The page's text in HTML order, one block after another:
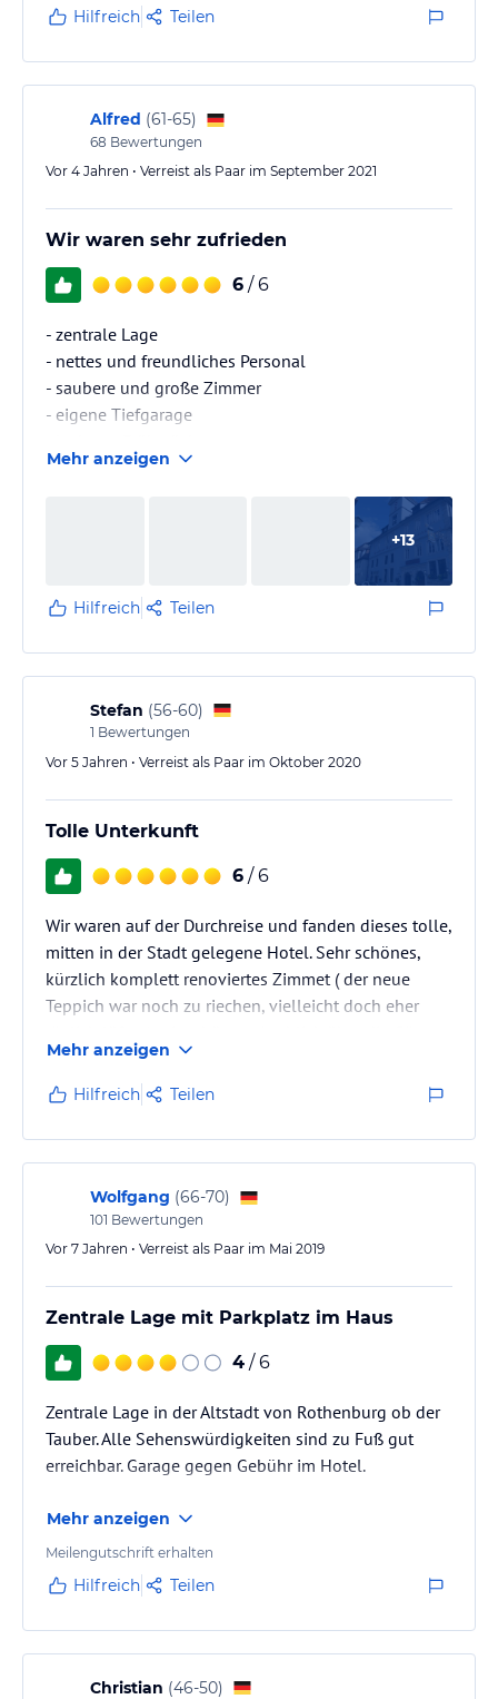
Hilfreich Teilen
Alfred (61-65)
68 Bewertungen
Vor 4 Jahren • Verreist als Paar im September 2021
Wir waren sehr zufrieden
6 / 6
- zentrale Lage
- nettes und freundliches Personal
- saubere und große Zimmer
- eigene Tiefgarage
Mehr anzeigen
+13
Hilfreich Teilen
Stefan (56-60)
1 Bewertungen
Vor 5 Jahren • Verreist als Paar im Oktober 2020
Tolle Unterkunft
6 / 6
Wir waren auf der Durchreise und fanden dieses tolle,
mitten in der Stadt gelegene Hotel. Sehr schönes,
kürzlich komplett renoviertes Zimmet ( der neue
Teppich war noch zu riechen, vielleicht doch eher
der umliegenden Häuser. Alles top sauber, Corona
Hygiene vorbildlich...
Parkplatz mit Ladestation für unser E Auto.... besser
geht’s nicht. Strompreis etwas über dem sonst
üblichen Hotelniveveau. Frühstück super,
zusammenfassend alles top !!
Mehr anzeigen
Hilfreich Teilen
Wolfgang (66-70)
101 Bewertungen
Vor 7 Jahren • Verreist als Paar im Mai 2019
Zentrale Lage mit Parkplatz im Haus
4 / 6
Zentrale Lage in der Altstadt von Rothenburg ob der
Tauber. Alle Sehenswürdigkeiten sind zu Fuß gut
erreichbar. Garage gegen Gebühr im Hotel.
Mehr anzeigen
Meilengutschrift erhalten
Hilfreich Teilen
Christian (46-50)